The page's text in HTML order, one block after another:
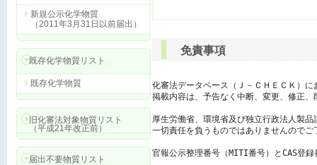
新規公示化学物質
（2011年3月31日以前届出）
既存化学物質リスト
既存化学物質
旧化審法対象物質リスト
（平成21年改正前）
届出不要物質リスト
免責事項
化審法データベース（Ｊ－ＣＨＥＣＫ）
掲載内容は、予告なく中断、変更、修正
厚生労働省、環境省及び独立行政法人製
一切責任を負うものではありませんのでご
官報公示整理番号（MITI番号）とCAS登